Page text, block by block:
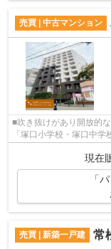
売買 | 中古マンション
■吹き抜けがあり開放的
「塚口小学校・塚口中学
現在
「
売買 | 新築一戸建 常